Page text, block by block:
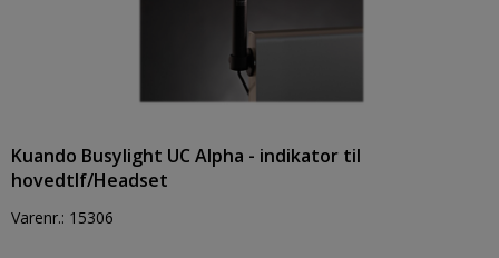
Kuando Busylight UC Alpha - indikator til
hovedtlf/Headset
Varenr.: 15306